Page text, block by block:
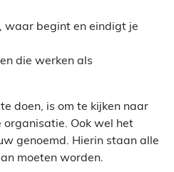
waar begint en eindigt je
die werken als
doen, is om te kijken naar
Ook wel het
genoemd. Hierin staan alle
moeten worden.